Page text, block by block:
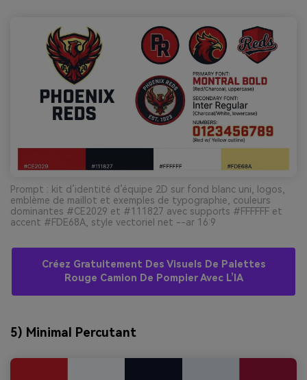
Prompt : kit d’identité d’équipe 2D sur fond blanc uni, logos,
emblème de maillot et exemples de typographie, couleurs
dominantes #CE2029 et #111827 avec supports #FFFFFF et
accent #FDE68A, style vectoriel net --ar 16:9
Créez Gratuitement Des Visuels De Palettes
Rouge Camion De Pompier Avec L’IA
5) Minimal Percutant